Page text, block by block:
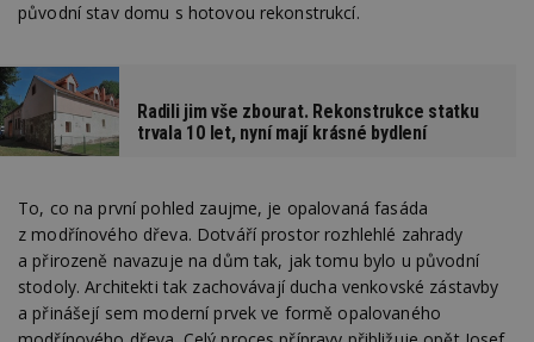
původní stav domu s hotovou rekonstrukcí.
Radili jim vše zbourat. Rekonstrukce statku
trvala 10 let, nyní mají krásné bydlení
To, co na první pohled zaujme, je opalovaná fasáda
z modřínového dřeva. Dotváří prostor rozhlehlé zahrady
a přirozeně navazuje na dům tak, jak tomu bylo u původní
stodoly. Architekti tak zachovávají ducha venkovské zástavby
a přinášejí sem moderní prvek ve formě opalovaného